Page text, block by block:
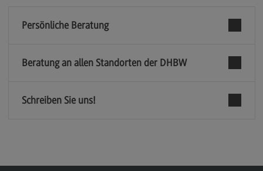
Intensive Care
Modulangebot
Berufsperspektiven
Persönliche Beratung
Beratung an allen Standorten der DHBW
Schreiben Sie uns!